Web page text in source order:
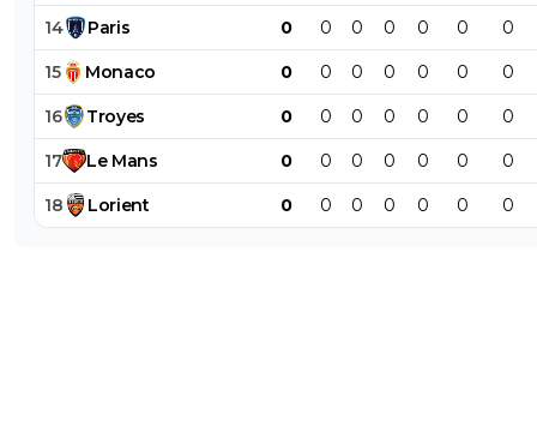
14 Paris 0 0 0 0 0 0 0
15 Monaco 0 0 0 0 0 0 0
16 Troyes 0 0 0 0 0 0 0
17 Le Mans 0 0 0 0 0 0 0
18 Lorient 0 0 0 0 0 0 0